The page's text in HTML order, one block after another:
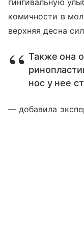
гингивальную
комичности в
верхняя десна
Также она
нос у нее
— добавила